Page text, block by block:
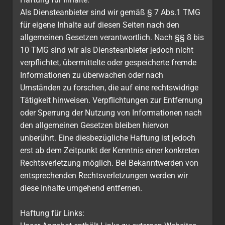
Als Diensteanbieter sind wir gemäß § 7 Abs.1 TMG
für eigene Inhalte auf diesen Seiten nach den
allgemeinen Gesetzen verantwortlich. Nach §§ 8 bis
10 TMG sind wir als Diensteanbieter jedoch nicht
verpflichtet, übermittelte oder gespeicherte fremde
Informationen zu überwachen oder nach
Umständen zu forschen, die auf eine rechtswidrige
Tätigkeit hinweisen. Verpflichtungen zur Entfernung
oder Sperrung der Nutzung von Informationen nach
den allgemeinen Gesetzen bleiben hiervon
unberührt. Eine diesbezügliche Haftung ist jedoch
erst ab dem Zeitpunkt der Kenntnis einer konkreten
Rechtsverletzung möglich. Bei Bekanntwerden von
entsprechenden Rechtsverletzungen werden wir
diese Inhalte umgehend entfernen.
Haftung für Links: